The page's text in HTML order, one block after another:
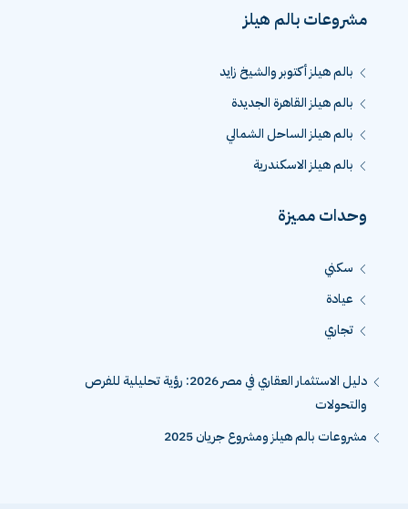
مشروعات بالم هيلز
بالم هيلز أكتوبر والشيخ زايد
بالم هيلز القاهرة الجديدة
بالم هيلز الساحل الشمالي
بالم هيلز الاسكندرية
وحدات مميزة
سكني
عيادة
تجاري
دليل الاستثمار العقاري في مصر 2026: رؤية تحليلية للفرص
والتحولات
مشروعات بالم هيلز ومشروع جريان 2025